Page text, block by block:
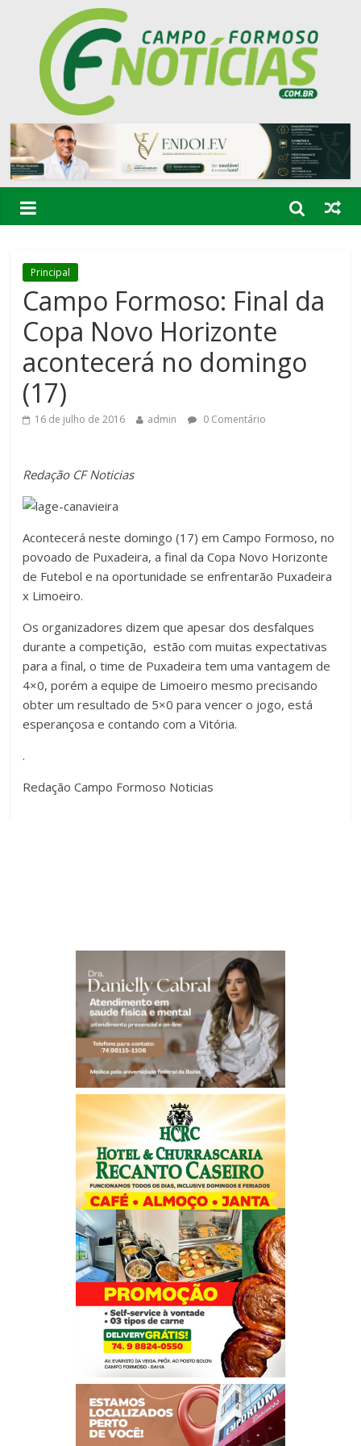
Principal
Campo Formoso: Final da
Copa Novo Horizonte
acontecerá no domingo
(17)
16 de julho de 2016 admin 0 Comentário
Redação CF Noticias
Acontecerá neste domingo (17) em Campo Formoso, no
povoado de Puxadeira, a final da Copa Novo Horizonte
de Futebol e na oportunidade se enfrentarão Puxadeira
x Limoeiro.
Os organizadores dizem que apesar dos desfalques
durante a competição, estão com muitas expectativas
para a final, o time de Puxadeira tem uma vantagem de
4×0, porém a equipe de Limoeiro mesmo precisando
obter um resultado de 5×0 para vencer o jogo, está
esperançosa e contando com a Vitória.
.
Redação Campo Formoso Noticias